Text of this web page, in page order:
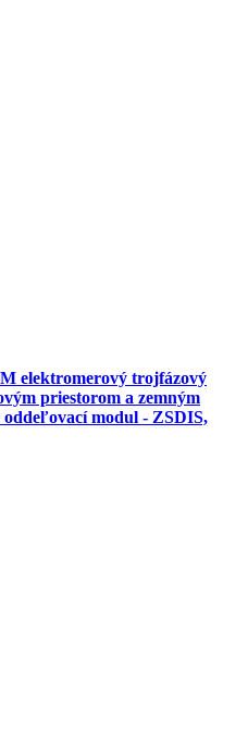
elektromerový trojfázový
priestorom a zemným
oddeľovací modul - ZSDIS,